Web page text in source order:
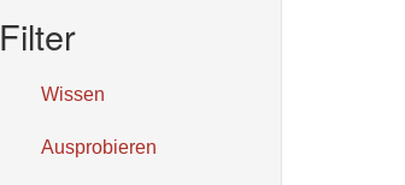
Filter
Wissen
Ausprobieren